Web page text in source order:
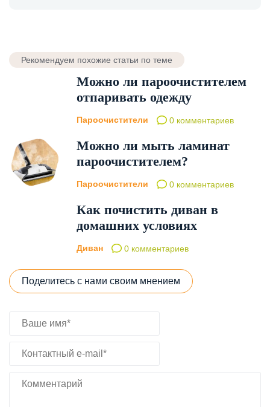
Рекомендуем похожие статьи по теме
Можно ли пароочистителем
отпаривать одежду
Пароочистители 0 комментариев
Можно ли мыть ламинат
пароочистителем?
Пароочистители 0 комментариев
Как почистить диван в
домашних условиях
Диван 0 комментариев
Поделитесь с нами своим мнением